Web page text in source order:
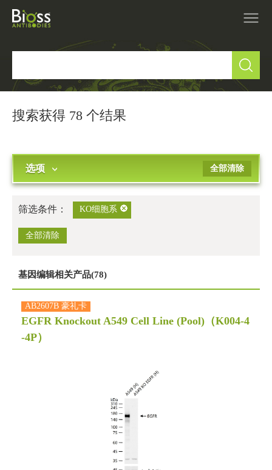
技术支持
搜索获得 78 个结果
选项 全部清除
筛选条件： KO细胞系
全部清除
基因编辑相关产品(78)
AB2607B 豪礼卡
EGFR Knockout A549 Cell Line (Pool) （K004-4
-4P）